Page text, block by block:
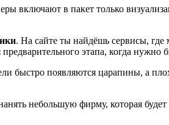
включают в пакет только
. На сайте ты найдёшь сервисы, где
этапа, когда нужно
быстро появляются царапины, а
небольшую фирму, которая будет